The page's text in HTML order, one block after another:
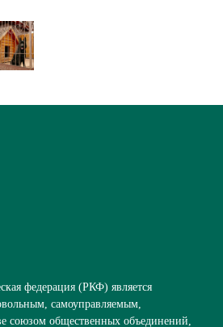
федерация (РКФ) является
самоуправляемым,
союзом общественных объединений,